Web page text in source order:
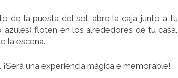
de la puesta del sol, abre la caja junto a tu
floten en los alrededores de tu casa.
la escena.
una experiencia mágica e memorable!